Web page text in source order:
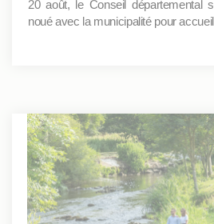
20 août, le Conseil départemental
noué avec la municipalité pour